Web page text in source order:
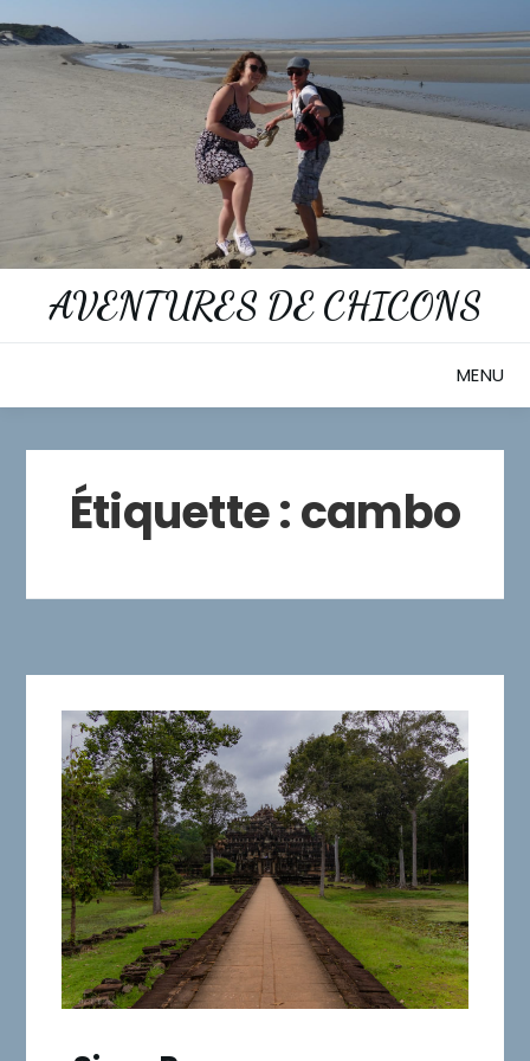
to
content
AVENTURES DE CHICONS
MENU
Étiquette :cambo